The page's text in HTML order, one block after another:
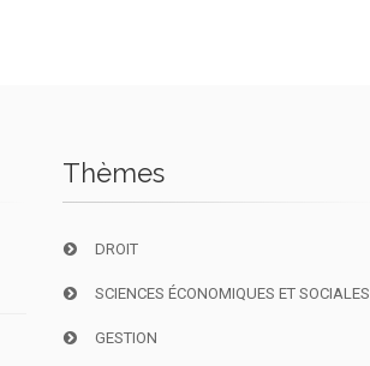
Thèmes
DROIT
SCIENCES ÉCONOMIQUES ET SOCIALES
GESTION